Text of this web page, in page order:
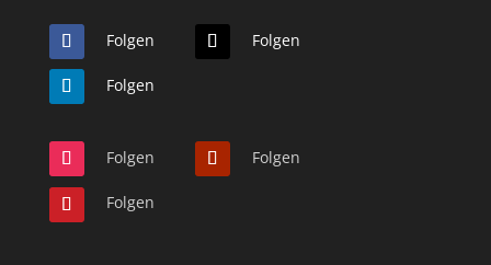
Folgen Folgen
Folgen
Folgen Folgen
Folgen